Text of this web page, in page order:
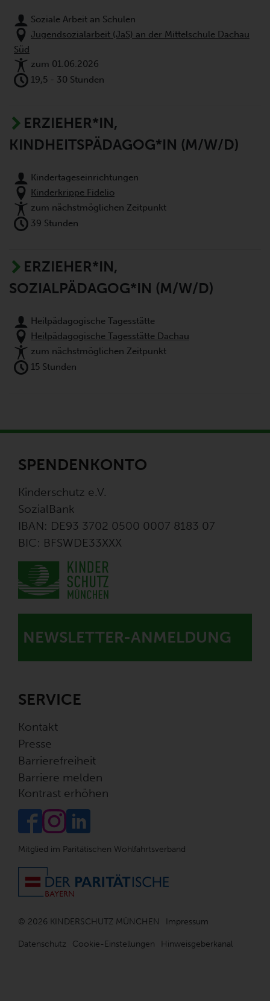
Soziale Arbeit an Schulen
Jugendsozialarbeit (JaS) an der Mittelschule Dachau
Süd
zum 01.06.2026
19,5 - 30 Stunden
ERZIEHER*IN,
KINDHEITSPÄDAGOG*IN (M/W/D)
Kindertageseinrichtungen
Kinderkrippe Fidelio
zum nächstmöglichen Zeitpunkt
39 Stunden
ERZIEHER*IN,
SOZIALPÄDAGOG*IN (M/W/D)
Heilpädagogische Tagesstätte
Heilpädagogische Tagesstätte Dachau
zum nächstmöglichen Zeitpunkt
15 Stunden
SPENDENKONTO
Kinderschutz e.V.
SozialBank
IBAN: DE93 3702 0500 0007 8183 07
BIC: BFSWDE33XXX
NEWSLETTER-ANMELDUNG
SERVICE
Kontakt
Presse
Barrierefreiheit
Barriere melden
Kontrast erhöhen
Mitglied im Paritätischen Wohlfahrtsverband
© 2026 KINDERSCHUTZ MÜNCHEN Impressum
Datenschutz Cookie-Einstellungen Hinweisgeberkanal